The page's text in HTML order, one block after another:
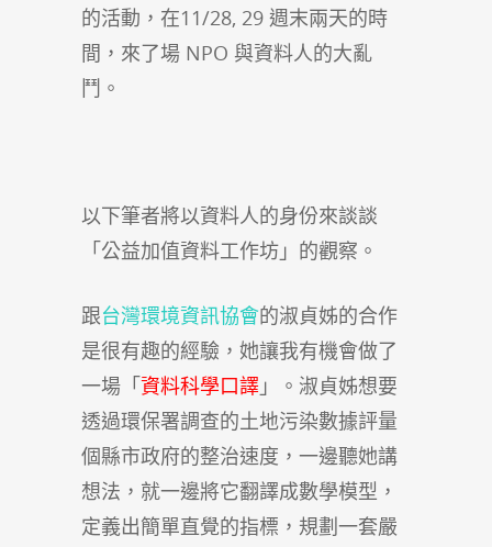
的活動，在11/28, 29 週末兩天的時
間，來了場 NPO 與資料人的大亂
鬥。
以下筆者將以資料人的身份來談談
「公益加值資料工作坊」的觀察。
跟台灣環境資訊協會的淑貞姊的合作
是很有趣的經驗，她讓我有機會做了
一場「資料科學口譯 」。淑貞姊想要
透過環保署調查的土地污染數據評量
個縣市政府的整治速度，一邊聽她講
想法，就一邊將它翻譯成數學模型，
定義出簡單直覺的指標，規劃一套嚴